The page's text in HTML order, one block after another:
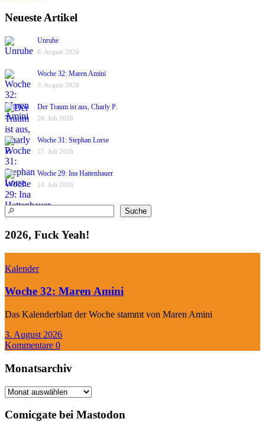
Neueste Artikel
Unruhe
8. August 2026
Woche 32: Maren Amini
3. August 2026
Der Traum ist aus, Charly P.
28. Juli 2026
Woche 31: Stephan Lorse
27. Juli 2026
Woche 29: Ina Hattenhauer
14. Juli 2026
Suchen Suche
2026, Fuck Yeah!
Kalender
Woche 32: Maren Amini
Das Kalenderblatt der Woche stammt von Maren Amini
3. August 2026
Kommentare 0
Monatsarchiv
Monatsarchiv
Comicgate bei Mastodon